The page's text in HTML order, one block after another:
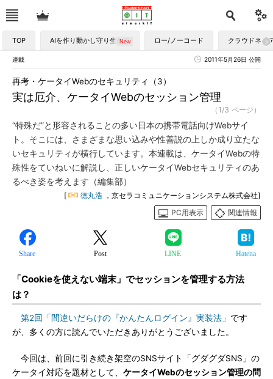
TOP AIを作り動かし守り生かす ロー/ノーコード クラウドネイ
連載 2011年5月26日 公開
実は厄介、ケータイWebのセッション管理
再考・ケータイWebのセキュリティ（3）
（1/3 ページ）
“特殊だ”と形容されることの多い日本の携帯電話向けWebサイ
ト。そこには、さまざまな思い込みや性善説の上しか成り立たな
いセキュリティが横行しています。本連載は、ケータイWebの特
殊性をていねいに解説し、正しいケータイWebセキュリティのあ
るべき姿を考えます（編集部）
[ 徳丸浩 ，京セラコミュニケーションシステム株式会社]
PC用表示
関連情報
Share Post LINE Hatena
「Cookieを使えない端末」でセッションを管理する方法
は？
第2回「間違いだらけの『かんたんログイン』実装法」 です
が、多くの方に読んでいただきありがとうございました。
今回は、前回に引き続き架空のSNSサイト「グダグダSNS」の
ケータイ対応を題材として、 ケータイWebのセッション管理の問